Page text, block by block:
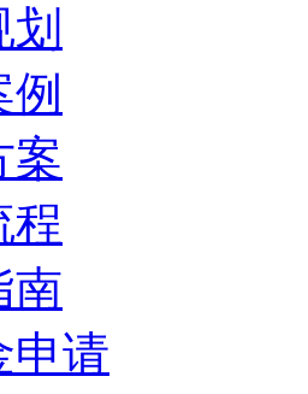
案
程
南
申请